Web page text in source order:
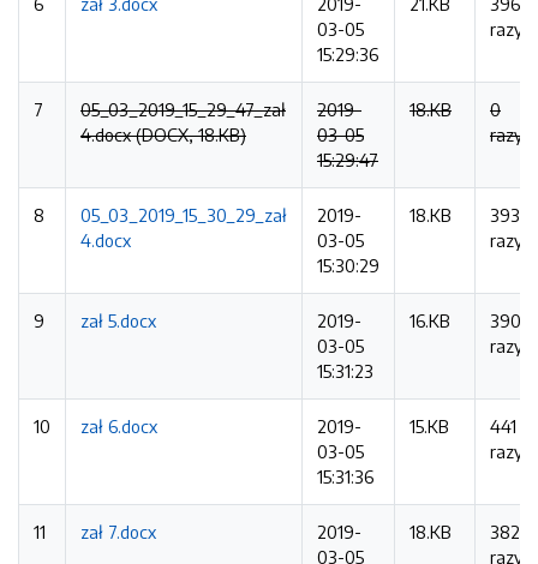
03-05
15:29:36
razy
7
05_03_2019_15_29_47_zał
4.docx (DOCX, 18.KB)
2019-
03-05
15:29:47
18.KB
0
razy
8
05_03_2019_15_30_29_zał
4.docx
2019-
03-05
15:30:29
18.KB
393
razy
9 zał 5.docx
2019-
03-05
15:31:23
16.KB
390
razy
10 zał 6.docx
2019-
03-05
15:31:36
15.KB
441
razy
11 zał 7.docx
2019-
03-05
18.KB
382
razy